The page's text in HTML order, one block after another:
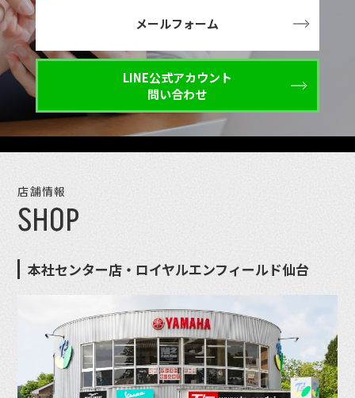
メールフォーム
LINE公式アカウント
問い合わせ
店舗情報
SHOP
本社センター店・ロイヤルエンフィールド仙台